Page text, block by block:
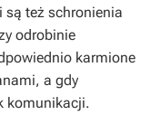
są też schronienia
odrobinie
karmione
a gdy
komunikacji.